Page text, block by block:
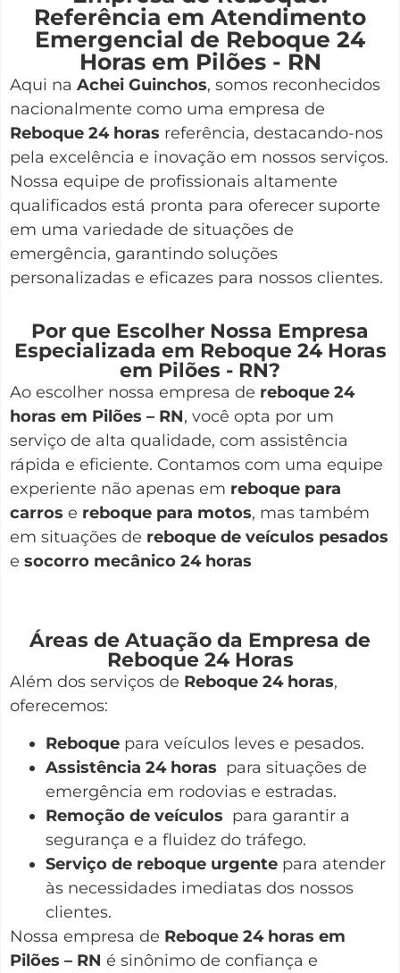
Referência em Atendimento
Emergencial de Reboque 24
Horas em Pilões - RN
Aqui na Achei Guinchos, somos reconhecidos
nacionalmente como uma empresa de
Reboque 24 horas referência, destacando-nos
pela excelência e inovação em nossos serviços.
Nossa equipe de profissionais altamente
qualificados está pronta para oferecer suporte
em uma variedade de situações de
emergência, garantindo soluções
personalizadas e eficazes para nossos clientes.
Por que Escolher Nossa Empresa
Especializada em Reboque 24 Horas
em Pilões - RN?
Ao escolher nossa empresa de reboque 24
horas em Pilões – RN, você opta por um
serviço de alta qualidade, com assistência
rápida e eficiente. Contamos com uma equipe
experiente não apenas em reboque para
carros e reboque para motos, mas também
em situações de reboque de veículos pesados
e socorro mecânico 24 horas
Áreas de Atuação da Empresa de
Reboque 24 Horas
Além dos serviços de Reboque 24 horas,
oferecemos:
Reboque para veículos leves e pesados.
Assistência 24 horas para situações de
emergência em rodovias e estradas.
Remoção de veículos para garantir a
segurança e a fluidez do tráfego.
Serviço de reboque urgente para atender
às necessidades imediatas dos nossos
clientes.
Nossa empresa de Reboque 24 horas em
Pilões – RN é sinônimo de confiança e